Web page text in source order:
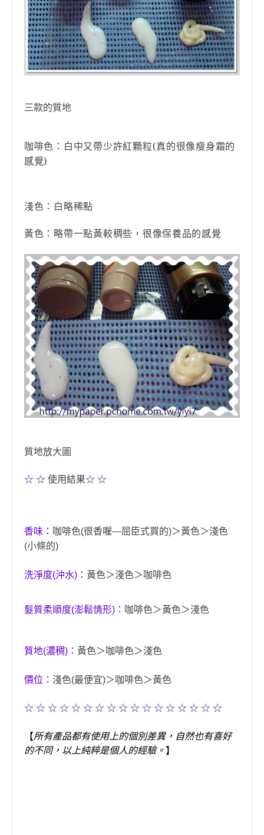
三款的質地
咖啡色 ：白中又帶少許紅顆粒(真的很像瘦身霜的
感覺)
淺色 ：白略稀點
黃色 ：略帶一點黃較稠些，很像保養品的感覺
質地放大圖
☆ ☆ 使用結果☆ ☆
香味 ： 咖啡色(很香喔—屈臣式買的)＞黃色＞淺色
(小條的)
洗淨度(沖水) ： 黃色＞淺色＞咖啡色
髮質柔順度(澎鬆情形) ： 咖啡色＞黃色＞淺色
質地(濃稠) ： 黃色＞咖啡色＞淺色
價位 ： 淺色(最便宜)＞咖啡色＞黃色
☆ ☆ ☆ ☆ ☆ ☆ ☆ ☆ ☆ ☆ ☆ ☆ ☆ ☆ ☆ ☆ ☆
【所有產品都有使用上的個別差異，自然也有喜好
的不同，以上純粹是個人的經驗。 】